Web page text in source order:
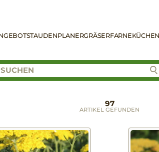
STAUDENPLANERGRÄSERFARNE
97
ARTIKEL GEFUNDEN